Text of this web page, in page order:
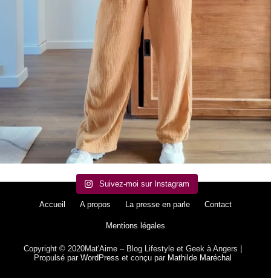
Suivez-moi sur Instagram
Accueil A propos La presse en parle Contact
Mentions légales
Copyright © 2020Mat'Aime – Blog Lifestyle et Geek à Angers |
Propulsé par WordPress et conçu par Mathilde Maréchal